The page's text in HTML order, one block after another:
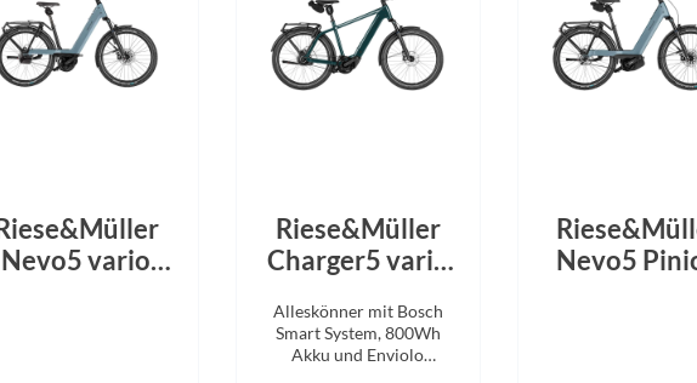
Yazoo Zefal
Nevo5 vario
Riese&Müller
Charger5 vario
2026
Alleskönner mit Bosch
Smart System, 800Wh
Akku und Enviolo
Nevo5